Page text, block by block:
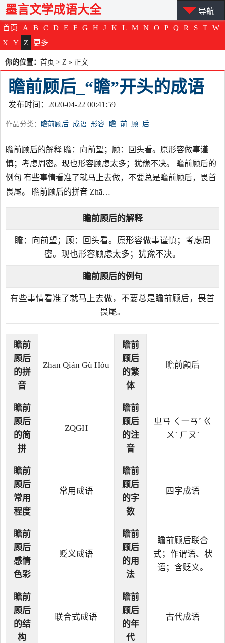
首页 A B C D E F G H J K L M N O P Q R S T
W
X
Y Z 更多
墨言文学成语大全 导航
你的位置： 首页 > Z » 正文
瞻前顾后_“瞻”开头的成语
发布时间：2020-04-22 00:41:59
作品分类： 瞻前顾后 成语 形容 瞻 前 顾 后
瞻前顾后的解释 瞻：向前望；顾：回头看。原形容做事谨
慎；考虑周密。现也形容顾虑太多；犹豫不决。 瞻前顾后的
例句 有些事情看准了就马上去做，不要总是瞻前顾后，畏首
畏尾。 瞻前顾后的拼音 Zhā…
瞻前顾后的解释
瞻：向前望；顾：回头看。原形容做事谨慎；考虑周
密。现也形容顾虑太多；犹豫不决。
瞻前顾后的例句
有些事情看准了就马上去做，不要总是瞻前顾后，畏首
畏尾。
瞻前
顾后
的拼
音
Zhān Qián Gù Hòu
瞻前
顾后
的繁
体
瞻前顧后
瞻前
顾后
的简
拼
ZQGH
瞻前
顾后
的注
音
ㄓㄢ ㄑ一ㄢˊ ㄍ
ㄨˋ ㄏㄡˋ
瞻前
顾后
常用
程度
常用成语
瞻前
顾后
的字
数
四字成语
瞻前
顾后
感情
色彩
贬义成语
瞻前
顾后
的用
法
瞻前顾后联合
式；作谓语、状
语；含贬义。
瞻前
顾后
的结
构
联合式成语
瞻前
顾后
的年
代
古代成语